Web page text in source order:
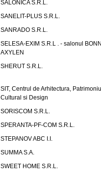
SALONICA S.R.L.
SANELIT-PLUS S.R.L.
SANRADO S.R.L.
SELESA-EXIM S.R.L . - salonul
AXYLEN
SHERUT S.R.L.
SIT, Centrul de Arhitectura,
Cultural si Design
SORISCOM S.R.L.
SPERANTA-PF-COM S.R.L.
STEPANOV ABC I.I.
SUMMA S.A.
SWEET HOME S.R.L.